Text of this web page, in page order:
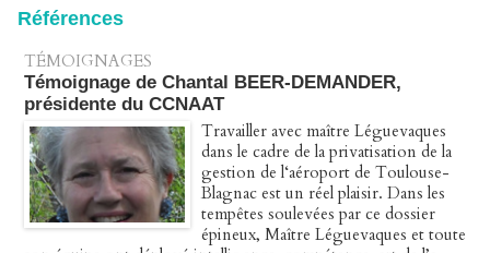
Péage autoroute : tout savoir (ou presque) sur l'action
collective ouverte le 2 avril
07/04/2026
Références
TÉMOIGNAGES
Témoignage de Chantal BEER-DEMANDER,
présidente du CCNAAT
Travailler avec maître Léguevaques
dans le cadre de la privatisation de la
gestion de l‘aéroport de Toulouse-
Blagnac est un réel plaisir. Dans les
tempêtes soulevées par ce dossier
épineux, Maître Léguevaques et toute